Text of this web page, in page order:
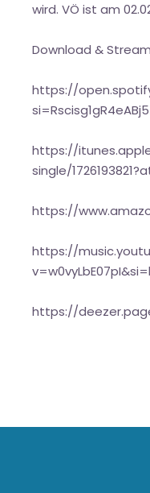
wird. VÖ ist am
Download &
https://
https://
single/
https://
https://
https://